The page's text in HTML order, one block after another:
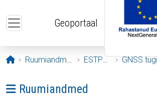
Geoportaal
Avaleht
Ruumiandmed ESTPOS GNSS
Ava menüü: Ruumiandmed
Ruumiandmed